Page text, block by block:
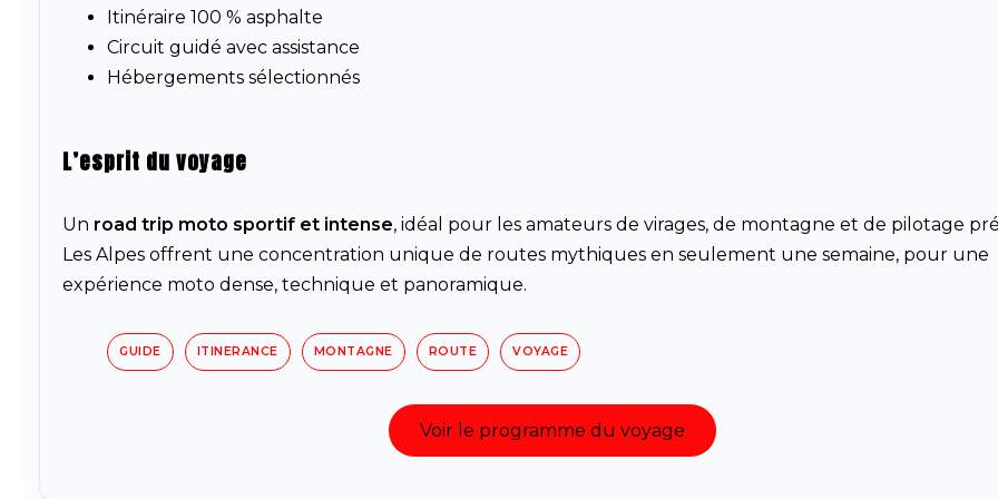
Itinéraire 100 % asphalte
Circuit guidé avec assistance
Hébergements sélectionnés
L’esprit du voyage
Un road trip moto sportif et intense, idéal pour les amateurs de virages, de montagne et de pilotage
Les Alpes offrent une concentration unique de routes mythiques en seulement une semaine, pour une
expérience moto dense, technique et panoramique.
GUIDE ITINERANCE MONTAGNE ROUTE VOYAGE
Voir le programme du voyage